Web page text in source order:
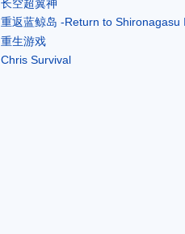
长空超翼神
重返蓝鲸岛 -Return to Shironagasu
重生游戏
Chris Survival